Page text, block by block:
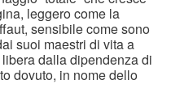
leggero come la
sensibile come sono
suoi maestri di vita a
dalla dipendenza di
dovuto, in nome dello